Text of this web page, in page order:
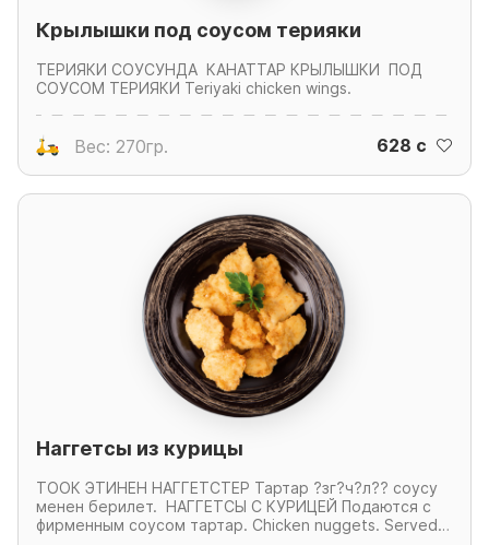
Крылышки под соусом терияки
ТЕРИЯКИ СОУСУНДА КАНАТТАР КРЫЛЫШКИ ПОД
СОУСОМ ТЕРИЯКИ Teriyaki chicken wings.
Вес: 270гр. 628 c
Наггетсы из курицы
ТООК ЭТИНЕН НАГГЕТСТЕР Тартар ?зг?ч?л?? соусу
менен берилет. НАГГЕТСЫ С КУРИЦЕЙ Подаются с
фирменным соусом тартар. Chicken nuggets. Served